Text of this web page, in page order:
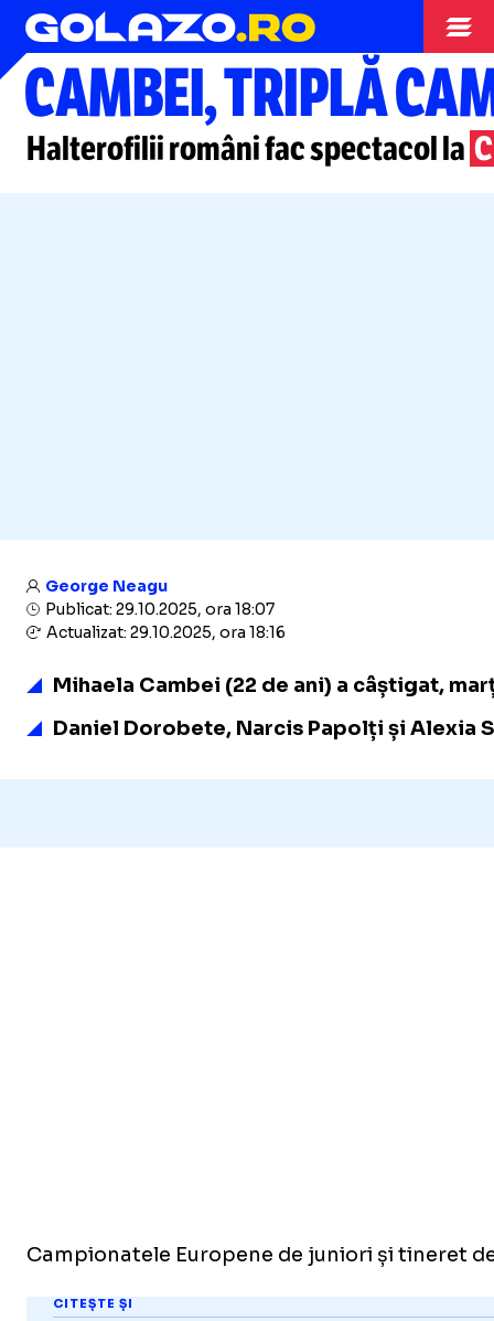
Alte sporturi
CAMBEI, TRIPLĂ
Halterofilii români fac spectacol la
George Neagu
Publicat: 29.10.2025, ora 18:07
Actualizat: 29.10.2025, ora 18:16
Mihaela Cambei (22 de ani) a câștigat,
Daniel Dorobete, Narcis Papolți și Alexia
Campionatele Europene de juniori și tineret
CITEȘTE ȘI